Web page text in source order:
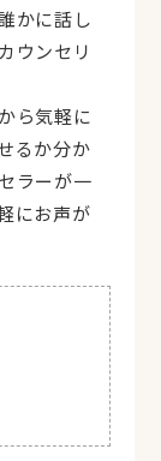
かに話し
ウンセリ
ら気軽に
るか分か
ラーが一
にお声が